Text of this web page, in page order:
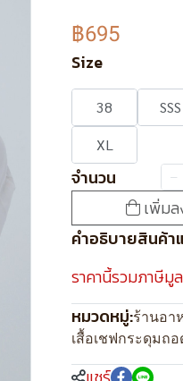
฿695
Size
38 SSS
XL
จำนวน
เพิ่มล
คำอธิบายสินค้า
ราคานี้รวมภาษีมู
หมวดหมู่:ร้านอา
เสื้อเชฟกระดุมถอ